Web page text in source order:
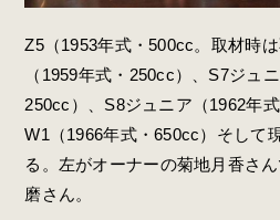
Z5（1953年式・500cc。取材時
（1959年式・250cc）、S7ジュ
250cc）、S8ジュニア（1962年
W1（1966年式・650cc）そして
る。左がオーナーの菊地月香さ
磨さん。